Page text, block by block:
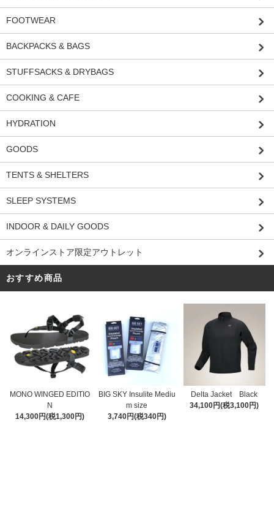
FOOTWEAR
BACKPACKS & BAGS
STUFFSACKS & DRYBAGS
COOKING & CAFE
HYDRATION
GOODS
TENTS & SHELTERS
SLEEP SYSTEMS
INDOOR & DAILY GOODS
オンラインストア限定アウトレット
おすすめ商品
MONO WINGED EDITIO
N
14,300円(税1,300円)
BIG SKY Insulite Mediu
m size
3,740円(税340円)
Delta Jacket Black
34,100円(税3,100円)